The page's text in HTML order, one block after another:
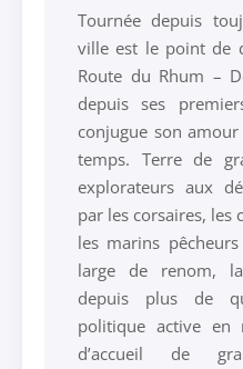
Tournée depuis
ville est le point de
Route du Rhum –
depuis ses
conjugue son
temps. Terre de
explorateurs aux
par les corsaires, les
les marins
large de renom,
depuis plus de
politique active en
d’accueil de